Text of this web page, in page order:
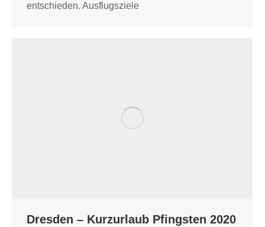
entschieden. Ausflugsziele
Dresden – Kurzurlaub Pfingsten 2020